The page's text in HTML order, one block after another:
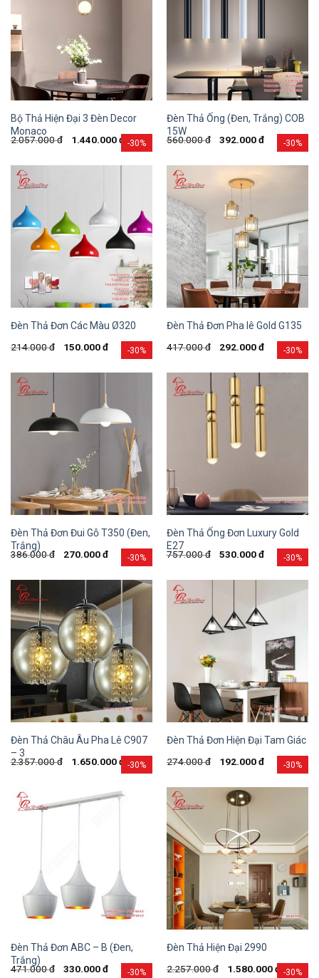
-30%
Bộ Thả Hiện Đại 3 Đèn Decor
Monaco
2.057.000đ 1.440.000đ -30%
Đèn Thả Ống (Đen, Trắng) COB
15W
560.000đ 392.000đ
-30%
Đèn Thả Đơn Các Màu Ø320
214.000đ 150.000đ -30%
Đèn Thả Đơn Pha lê Gold G135
417.000đ 292.000đ
-30%
Đèn Thả Đơn Đui Gỗ T350 (Đen,
Trắng)
386.000đ 270.000đ -30%
Đèn Thả Ống Đơn Luxury Gold
E27
757.000đ 530.000đ
-30%
Đèn Thả Châu Âu Pha Lê C907
– 3
2.357.000đ 1.650.000đ -30%
Đèn Thả Đơn Hiện Đại Tam Giác
274.000đ 192.000đ
-30%
Đèn Thả Đơn ABC – B (Đen,
Trắng)
471.000đ 330.000đ -30%
Đèn Thả Hiện Đại 2990
2.257.000đ 1.580.000đ